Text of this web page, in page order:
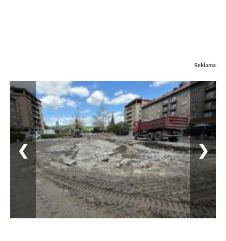
Reklama
❮ ❯